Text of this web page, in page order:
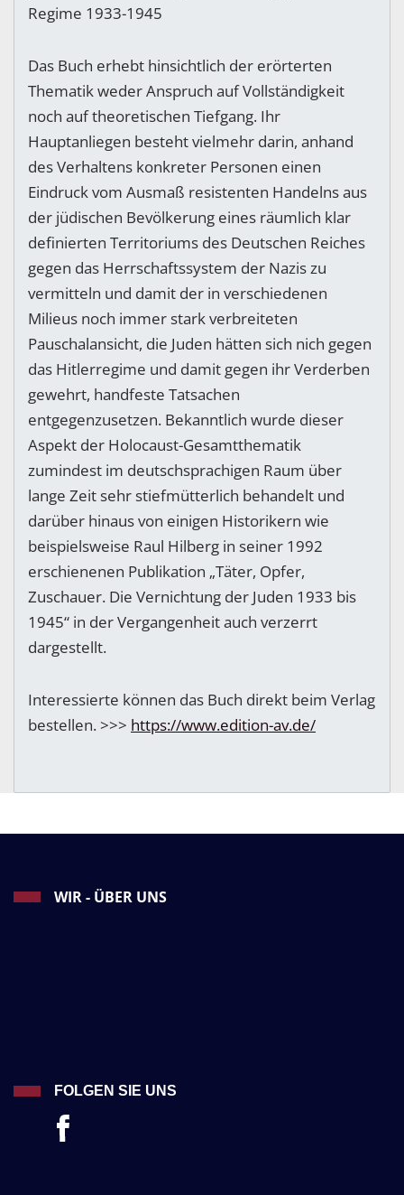
Regime 1933-1945
Das Buch erhebt hinsichtlich der erörterten
Thematik weder Anspruch auf Vollständigkeit
noch auf theoretischen Tiefgang. Ihr
Hauptanliegen besteht vielmehr darin, anhand
des Verhaltens konkreter Personen einen
Eindruck vom Ausmaß resistenten Handelns aus
der jüdischen Bevölkerung eines räumlich klar
definierten Territoriums des Deutschen Reiches
gegen das Herrschaftssystem der Nazis zu
vermitteln und damit der in verschiedenen
Milieus noch immer stark verbreiteten
Pauschalansicht, die Juden hätten sich nich gegen
das Hitlerregime und damit gegen ihr Verderben
gewehrt, handfeste Tatsachen
entgegenzusetzen. Bekanntlich wurde dieser
Aspekt der Holocaust-Gesamtthematik
zumindest im deutschsprachigen Raum über
lange Zeit sehr stiefmütterlich behandelt und
darüber hinaus von einigen Historikern wie
beispielsweise Raul Hilberg in seiner 1992
erschienenen Publikation „Täter, Opfer,
Zuschauer. Die Vernichtung der Juden 1933 bis
1945“ in der Vergangenheit auch verzerrt
dargestellt.
Interessierte können das Buch direkt beim Verlag
bestellen. >>> https://www.edition-av.de/
WIR - ÜBER UNS
FOLGEN SIE UNS